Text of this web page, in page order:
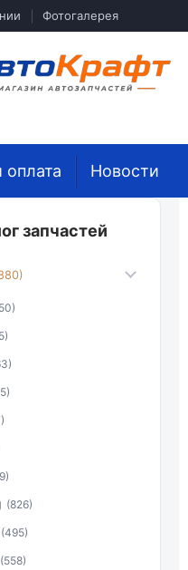
Фотогалерея
оплата Новости
запчастей
(826)
(495)
(558)